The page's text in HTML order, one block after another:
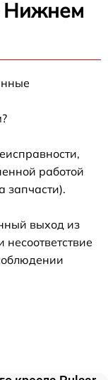
Нижнем
работой
запчасти).
выход из
несоответствие